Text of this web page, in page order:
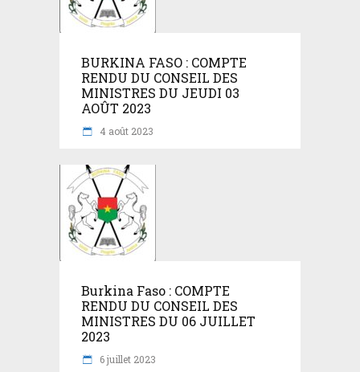
BURKINA FASO : COMPTE
RENDU DU CONSEIL DES
MINISTRES DU JEUDI 03
AOÛT 2023
4 août 2023
Burkina Faso : COMPTE
RENDU DU CONSEIL DES
MINISTRES DU 06 JUILLET
2023
6 juillet 2023